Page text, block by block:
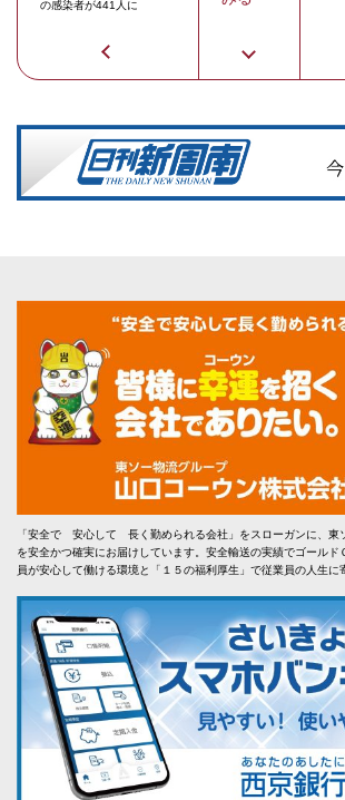
の感染者が441人に
「安全で 安心して 長く勤められる会社」をスローガンに、東
を安全かつ確実にお届けしています。安全輸送の実績でゴールド
員が安心して働ける環境と「１５の福利厚生」で従業員の人生に